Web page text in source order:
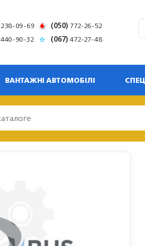
238-09-69 (050) 772-26-52
440-90-32 (067)472-27-48
ВАНТАЖНІ АВТОМОБІЛІ